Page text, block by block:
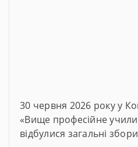
30 червня 2026 року у
«Вище професійне
відбулися загальні